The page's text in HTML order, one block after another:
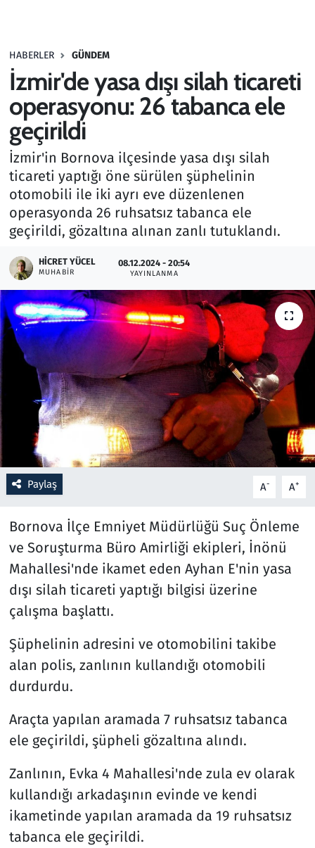
HABERLER GÜNDEM
İzmir'de yasa dışı silah ticareti
operasyonu: 26 tabanca ele
geçirildi
İzmir'in Bornova ilçesinde yasa dışı silah
ticareti yaptığı öne sürülen şüphelinin
otomobili ile iki ayrı eve düzenlenen
operasyonda 26 ruhsatsız tabanca ele
geçirildi, gözaltına alınan zanlı tutuklandı.
HICRET YÜCEL
MUHABIR
08.12.2024 - 20:54
YAYINLANMA
Paylaş A- A+
Bornova İlçe Emniyet Müdürlüğü Suç Önleme
ve Soruşturma Büro Amirliği ekipleri, İnönü
Mahallesi'nde ikamet eden Ayhan E'nin yasa
dışı silah ticareti yaptığı bilgisi üzerine
çalışma başlattı.
Şüphelinin adresini ve otomobilini takibe
alan polis, zanlının kullandığı otomobili
durdurdu.
Araçta yapılan aramada 7 ruhsatsız tabanca
ele geçirildi, şüpheli gözaltına alındı.
Zanlının, Evka 4 Mahallesi'nde zula ev olarak
kullandığı arkadaşının evinde ve kendi
ikametinde yapılan aramada da 19 ruhsatsız
tabanca ele geçirildi.
Haber
Kültür Sanat
Kurumsal Haberler
Lezzet Durağı
Memur ve Kamu
Otomobil
Oyun
Ramazan
Resmi İlanlar
Rüya Tabirleri
Sağlık
Savunma Sanayi
Seçim 2023
Spor
Teknoloji ve Bilim
Televizyon